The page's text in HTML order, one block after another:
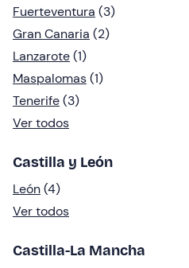
Fuerteventura (3)
Gran Canaria (2)
Lanzarote(1)
Maspalomas(1)
Tenerife(3)
Ver todos
Castilla y León
León(4)
Ver todos
Castilla-La Mancha